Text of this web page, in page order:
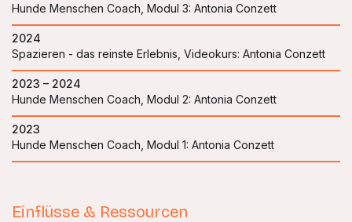
Hunde Menschen Coach, Modul 3: Antonia Conzett
2024
Spazieren - das reinste Erlebnis, Videokurs: Antonia Conzett
2023 – 2024
Hunde Menschen Coach, Modul 2: Antonia Conzett
2023
Hunde Menschen Coach, Modul 1: Antonia Conzett
Einflüsse & Ressourcen